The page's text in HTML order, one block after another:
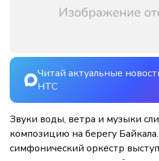
Читай актуальные
НТС
Звуки воды, ветра и музыки
композицию на берегу
симфонический оркестр